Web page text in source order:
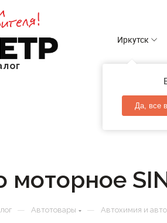
Иркутск
Да, все
моторное
— Автотовары — Автохимия и